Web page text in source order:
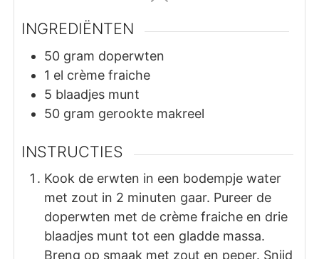
INGREDIËNTEN
50 gram doperwten
1 el crème fraiche
5 blaadjes munt
50 gram gerookte makreel
INSTRUCTIES
Kook de erwten in een bodempje water
met zout in 2 minuten gaar. Pureer de
doperwten met de crème fraiche en drie
blaadjes munt tot een gladde massa.
Breng op smaak met zout en peper. Snijd